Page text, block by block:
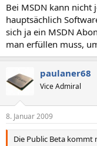
Bei MSDN kann nicht
hauptsächlich
sich ja ein MSDN
man erfüllen muss,
paulaner68
Vice Admiral
8. Januar 2009
Die Public Beta kommt